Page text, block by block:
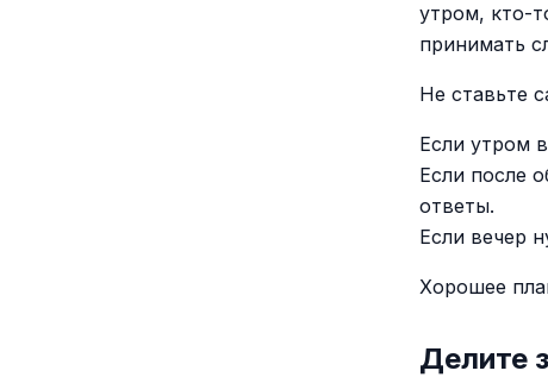
утром, кто-
принимать
Не ставьте
Если утром
Если после
ответы.
Если вечер
Хорошее
Делите